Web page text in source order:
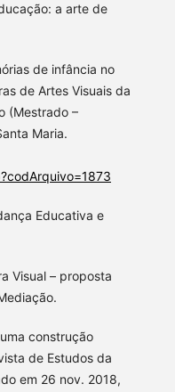
a arte de
de infância no
de Artes Visuais da
(Mestrado –
Maria.
Educativa e
Visual – proposta
construção
de Estudos da
em 26 nov. 2018,